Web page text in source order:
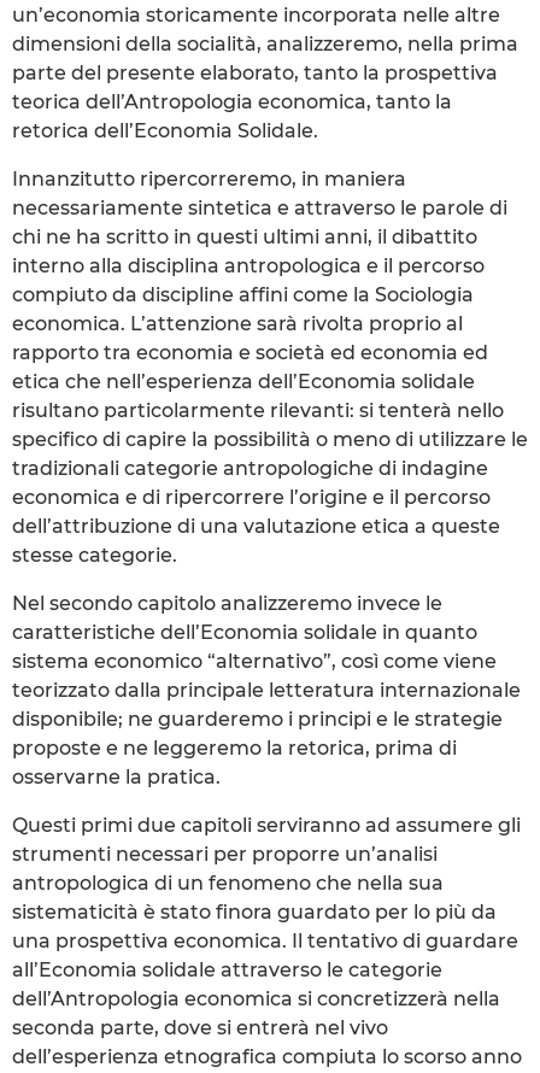
un’economia storicamente incorporata nelle altre
dimensioni della socialità, analizzeremo, nella prima
parte del presente elaborato, tanto la prospettiva
teorica dell’Antropologia economica, tanto la
retorica dell’Economia Solidale.
Innanzitutto ripercorreremo, in maniera
necessariamente sintetica e attraverso le parole di
chi ne ha scritto in questi ultimi anni, il dibattito
interno alla disciplina antropologica e il percorso
compiuto da discipline affini come la Sociologia
economica. L’attenzione sarà rivolta proprio al
rapporto tra economia e società ed economia ed
etica che nell’esperienza dell’Economia solidale
risultano particolarmente rilevanti: si tenterà nello
specifico di capire la possibilità o meno di utilizzare le
tradizionali categorie antropologiche di indagine
economica e di ripercorrere l’origine e il percorso
dell’attribuzione di una valutazione etica a queste
stesse categorie.
Nel secondo capitolo analizzeremo invece le
caratteristiche dell’Economia solidale in quanto
sistema economico “alternativo”, così come viene
teorizzato dalla principale letteratura internazionale
disponibile; ne guarderemo i principi e le strategie
proposte e ne leggeremo la retorica, prima di
osservarne la pratica.
Questi primi due capitoli serviranno ad assumere gli
strumenti necessari per proporre un’analisi
antropologica di un fenomeno che nella sua
sistematicità è stato finora guardato per lo più da
una prospettiva economica. Il tentativo di guardare
all’Economia solidale attraverso le categorie
dell’Antropologia economica si concretizzerà nella
seconda parte, dove si entrerà nel vivo
dell’esperienza etnografica compiuta lo scorso anno